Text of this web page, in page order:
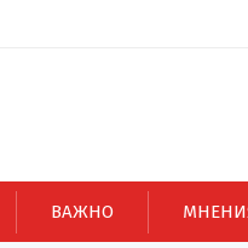
ВАЖНО